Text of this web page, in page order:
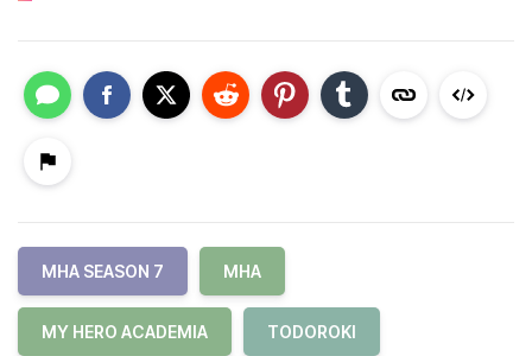
MHA SEASON 7 MHA
MY HERO ACADEMIA TODOROKI